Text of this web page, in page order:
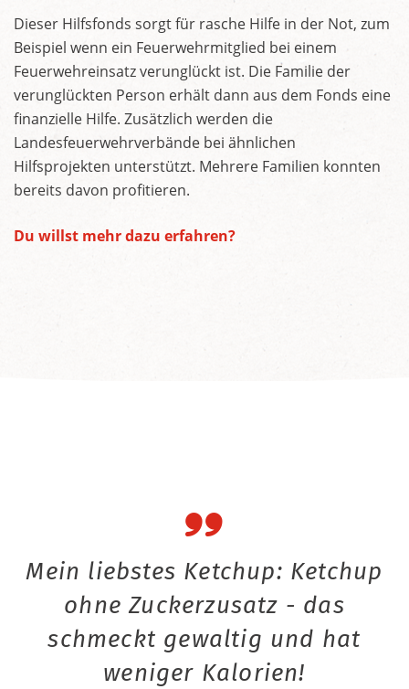
Dieser Hilfsfonds sorgt für rasche Hilfe in der Not, zum
Beispiel wenn ein Feuerwehrmitglied bei einem
Feuerwehreinsatz verunglückt ist. Die Familie der
verunglückten Person erhält dann aus dem Fonds eine
finanzielle Hilfe. Zusätzlich werden die
Landesfeuerwehrverbände bei ähnlichen
Hilfsprojekten unterstützt. Mehrere Familien konnten
bereits davon profitieren.
Du willst mehr dazu erfahren?
Mein liebstes Ketchup: Ketchup
ohne Zuckerzusatz - das
schmeckt gewaltig und hat
weniger Kalorien!